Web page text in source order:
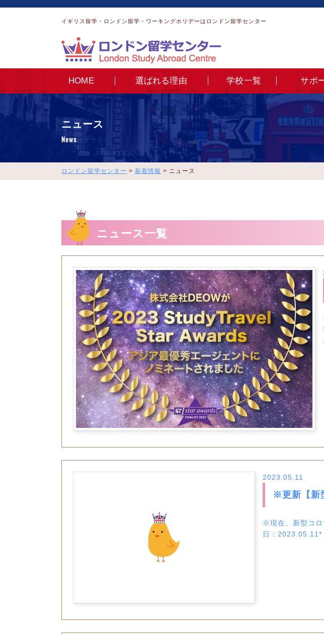
イギリス留学・ロンドン留学・ワーキングホリデーはロンドン留学センター
HOME 選ばれる理由 学校一覧 サポ
ニュース
News
ロンドン留学センター > 新着情報 > ニュース
ニュース一覧
2023.05.11
※更新【新
※現在、新型コロ
日：2023.05.11*